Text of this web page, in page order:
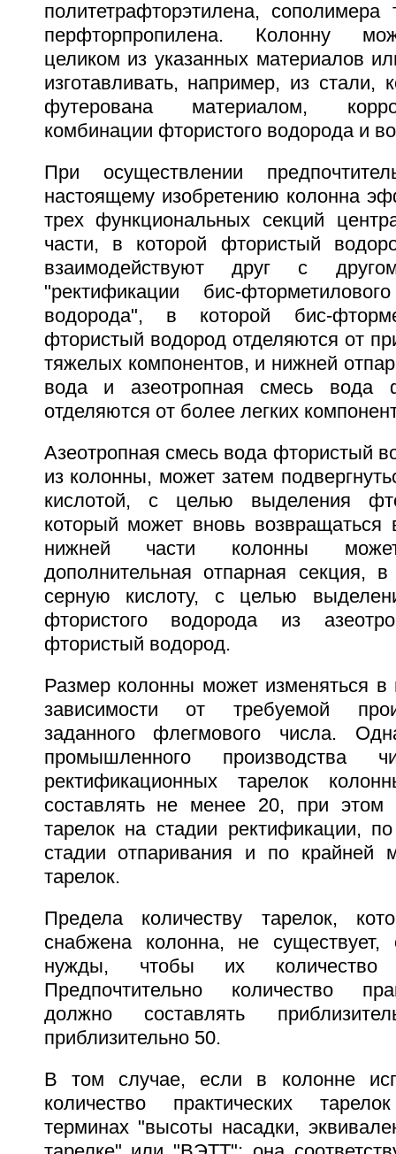
политетрафторэтилена, сополимера
перфторпропилена. Колонну
целиком из указанных материалов
изготавливать, например, из стали,
футерована материалом,
комбинации фтористого водорода и
При осуществлении
настоящему изобретению колонна
трех функциональных секций
части, в которой фтористый
взаимодействуют друг с
"ректификации бис-
водорода", в которой бис-
фтористый водород отделяются от
тяжелых компонентов, и нижней
вода и азеотропная смесь вода
отделяются от более легких
Азеотропная смесь вода фтористый
из колонны, может затем
кислотой, с целью выделения
который может вновь
нижней части колонны может
дополнительная отпарная секция,
серную кислоту, с целью
фтористого водорода из
фтористый водород.
Размер колонны может изменяться
зависимости от требуемой
заданного флегмового числа.
промышленного производства
ректификационных тарелок
составлять не менее 20, при
тарелок на стадии ректификации,
стадии отпаривания и по крайней
тарелок.
Предела количеству тарелок,
снабжена колонна, не
нужды, чтобы их
Предпочтительно количество
должно составлять
приблизительно 50.
В том случае, если в колонне
количество практических
терминах "высоты насадки,